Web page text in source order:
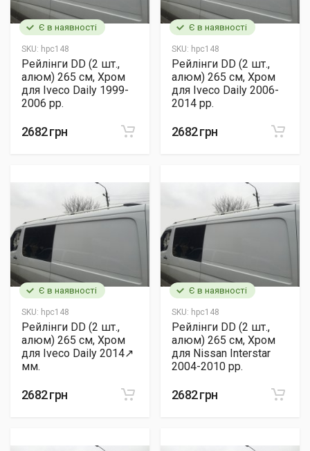
Є в наявності
SKU: hpc148
Рейлінги DD (2 шт.,
алюм) 265 см, Хром
для Iveco Daily 1999-
2006 рр.
2682 грн
Є в наявності
SKU: hpc148
Рейлінги DD (2 шт.,
алюм) 265 см, Хром
для Iveco Daily 2006-
2014 рр.
2682 грн
Є в наявності
SKU: hpc148
Рейлінги DD (2 шт.,
алюм) 265 см, Хром
для Iveco Daily 2014↗
мм.
2682 грн
Є в наявності
SKU: hpc148
Рейлінги DD (2 шт.,
алюм) 265 см, Хром
для Nissan Interstar
2004-2010 рр.
2682 грн